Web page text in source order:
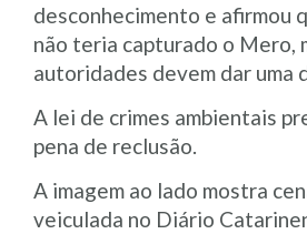
desconhecimento e afirmou
não teria capturado o Mero,
autoridades devem dar uma
A lei de crimes ambientais
pena de reclusão.
A imagem ao lado mostra
veiculada no Diário